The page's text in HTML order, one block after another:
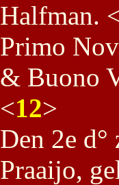
Halfman.
Primo
& Buono
<12>
Den 2e
Praaijo,